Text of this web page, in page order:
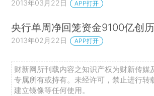
2013年03月22日 APP打开
央行单周净回笼资金9100亿创
2013年02月22日 APP打开
财新网所刊载内容之知识产权为财新传媒
专属所有或持有。未经许可，禁止进行转
建立镜像等任何使用。